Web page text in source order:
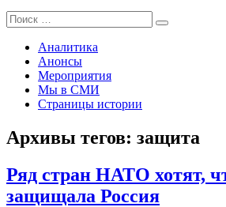
Поиск:
Аналитика
Анонсы
Мероприятия
Мы в СМИ
Страницы истории
Архивы тегов: защита
Ряд стран НАТО хотят,
защищала Россия